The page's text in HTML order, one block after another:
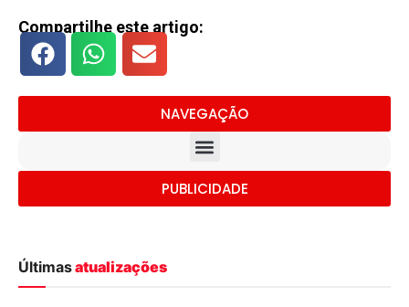
Compartilhe este artigo:
NAVEGAÇÃO
PUBLICIDADE
Últimasatualizações